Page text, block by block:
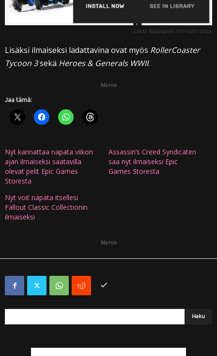
Lataa huippupeli, niin saat rahaa.
Lisäksi ilmaiseksi ladattavina ovat myös RollerCoaster
Tycoon 3sekä Heroes & Generals WWII.
Mainos
Jaa tämä:
Nyt kannattaa napata viikon
ajan ilmaiseksi saatavilla
olevat pelit Epic Games
Storesta
Assassin’s Creed Syndicaten
saa nyt ilmaiseksi Epic
Games Storesta
Nyt voit napata itsellesi
Fallout Classic Collectionin
ilmaiseksi
Mainos